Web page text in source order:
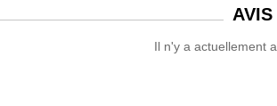
AVIS
Il n'y a actuellement